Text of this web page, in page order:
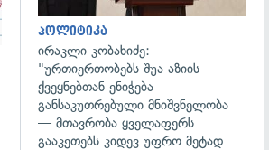
პოლიტიკა
ირაკლი კობახიძე:
"ურთიერთობებს შუა აზიის
ქვეყნებთან ენიჭება
განსაკუთრებული მნიშვნელობა
— მთავრობა ყველაფერს
გააკეთებს კიდევ უფრო მეტად